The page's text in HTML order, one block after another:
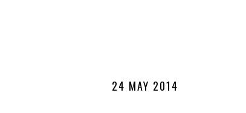
24 MAY 2014